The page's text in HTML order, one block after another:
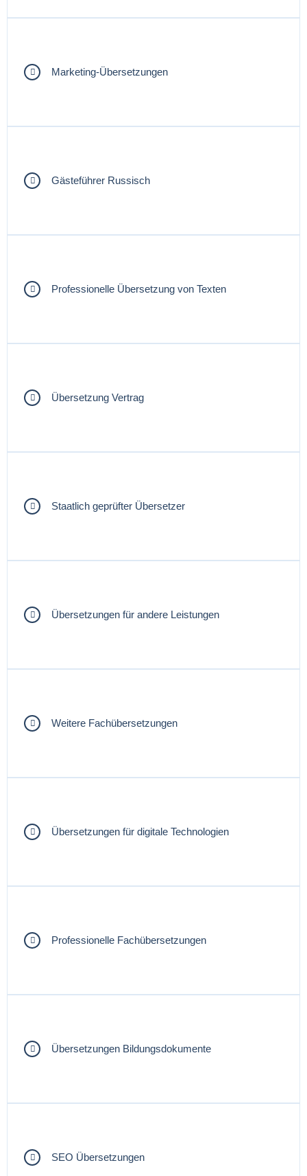
Marketing-Übersetzungen
Gästeführer Russisch
Professionelle Übersetzung von Texten
Übersetzung Vertrag
Staatlich geprüfter Übersetzer
Übersetzungen für andere Leistungen
Weitere Fachübersetzungen
Übersetzungen für digitale Technologien
Professionelle Fachübersetzungen
Übersetzungen Bildungsdokumente
SEO Übersetzungen